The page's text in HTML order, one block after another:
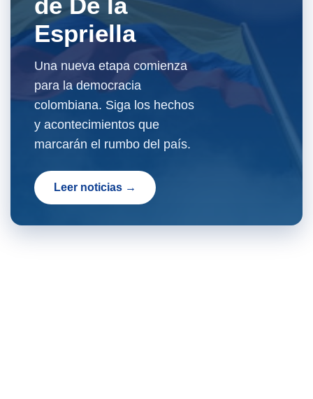
de De la
Espriella
Una nueva etapa comienza
para la democracia
colombiana. Siga los hechos
y acontecimientos que
marcarán el rumbo del país.
Leer noticias →